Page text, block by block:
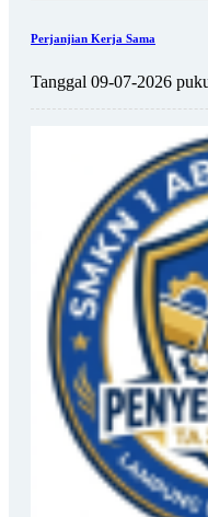
Perjanjian Kerja Sama
Tanggal 09-07-2026